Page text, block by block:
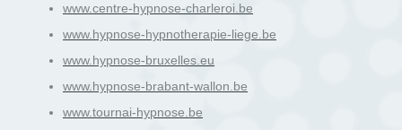
www.centre-hypnose-charleroi.be
www.hypnose-hypnotherapie-liege.be
www.hypnose-bruxelles.eu
www.hypnose-brabant-wallon.be
www.tournai-hypnose.be